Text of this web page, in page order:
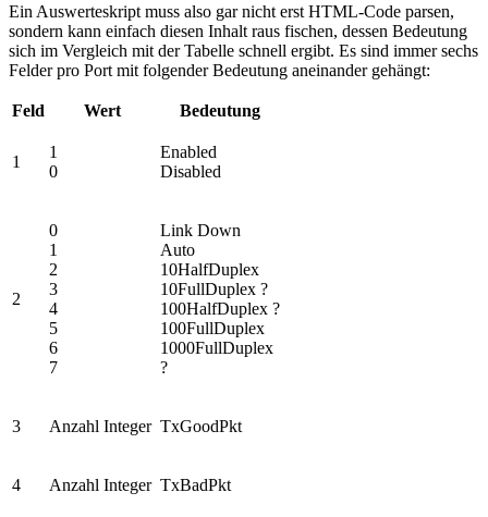
Ein Auswerteskript muss also gar nicht erst HTML-Code parsen,
sondern kann einfach diesen Inhalt raus fischen, dessen Bedeutung
sich im Vergleich mit der Tabelle schnell ergibt. Es sind immer sechs
Felder pro Port mit folgender Bedeutung aneinander gehängt:
Feld Wert Bedeutung
1
1
0
Enabled
Disabled
2
0
1
2
3
4
5
6
7
Link Down
Auto
10HalfDuplex
10FullDuplex ?
100HalfDuplex ?
100FullDuplex
1000FullDuplex
?
3 Anzahl Integer TxGoodPkt
4 Anzahl Integer TxBadPkt